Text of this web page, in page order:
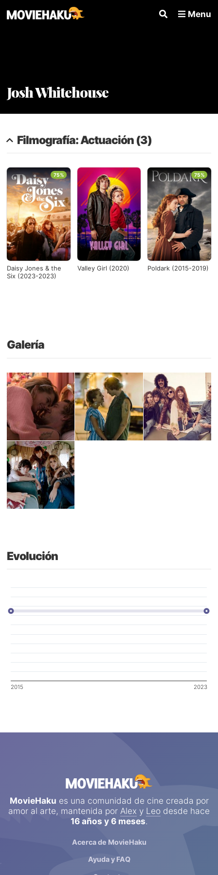
Menu
Josh Whitehouse
Filmografía: Actuación (3)
Daisy Jones & the
Six (2023-2023)
75%
Valley Girl (2020) Poldark (2015-2019)
75%
Galería
Evolución
2015 2023
MovieHaku es una comunidad de cine creada por
amor al arte, mantenida por Alex y Leo desde hace
16 años y 6 meses.
Acerca de MovieHaku
Ayuda y FAQ